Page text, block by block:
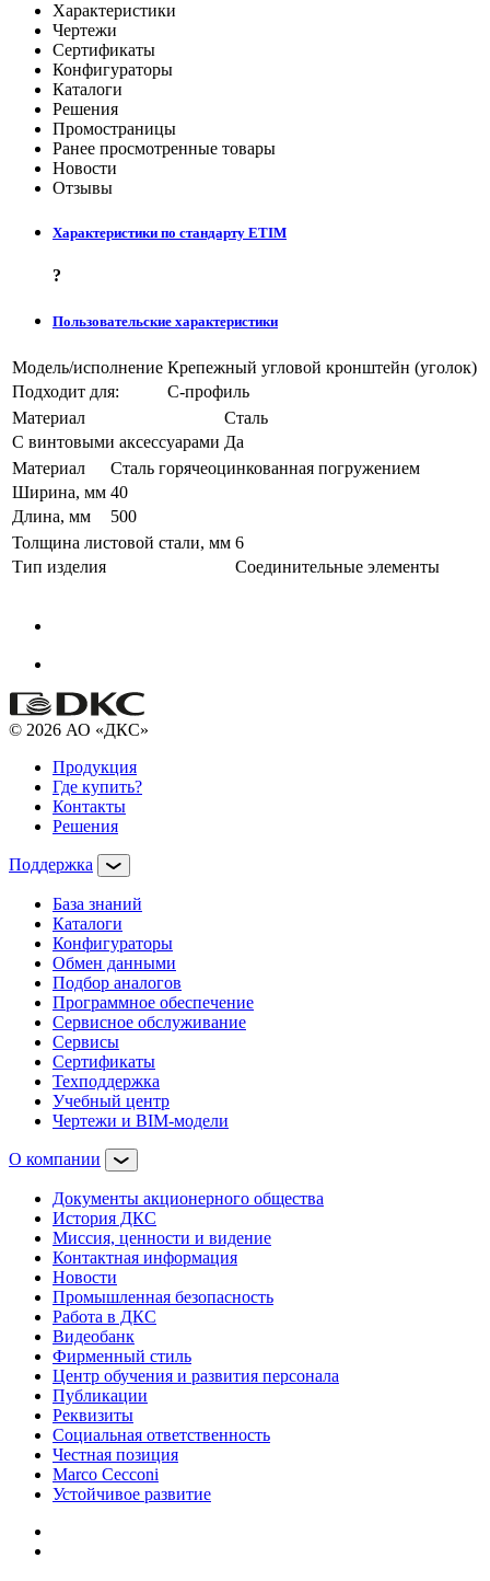
Характеристики
Чертежи
Сертификаты
Конфигураторы
Каталоги
Решения
Промостраницы
Ранее просмотренные товары
Новости
Отзывы
Характеристики по стандарту ETIM
?
Пользовательские характеристики
Модель/исполнение Крепежный угловой кронштейн (уголок)
Подходит для:
С-профиль
Материал
Сталь
С винтовыми аксессуарами Да
Материал
Сталь горячеоцинкованная погружением
Ширина, мм 40
Длина, мм
500
Толщина листовой стали, мм 6
Тип изделия
Соединительные элементы
© 2026 АО «ДКС»
Продукция
Где купить?
Контакты
Решения
Поддержка
База знаний
Каталоги
Конфигураторы
Обмен данными
Подбор аналогов
Программное обеспечение
Сервисное обслуживание
Сервисы
Сертификаты
Техподдержка
Учебный центр
Чертежи и BIM-модели
О компании
Документы акционерного общества
История ДКС
Миссия, ценности и видение
Контактная информация
Новости
Промышленная безопасность
Работа в ДКС
Видеобанк
Фирменный стиль
Центр обучения и развития персонала
Публикации
Реквизиты
Социальная ответственность
Честная позиция
Marco Cecconi
Устойчивое развитие